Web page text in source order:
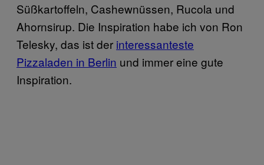
Süßkartoffeln, Cashewnüssen, Rucola und
Ahornsirup. Die Inspiration habe ich von Ron
Telesky, das ist der interessanteste
Pizzaladen in Berlin und immer eine gute
Inspiration.